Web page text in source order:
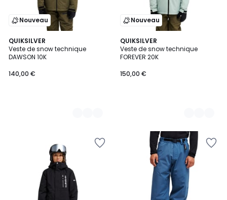
Nouveau
QUIKSILVER
Veste de snow technique
DAWSON 10K
140,00 €
2
Couleurs
Nouveau
QUIKSILVER
Veste de snow technique
FOREVER 20K
150,00 €
2
Couleurs